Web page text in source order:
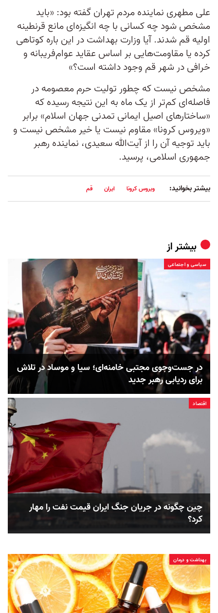
علی مطهری نماینده مردم تهران گفته بود: «باید
مشخص شود چه کسانی با چه انگیزه‌ای مانع قرنطینه
اولیه قم شدند. آیا وزارت بهداشت در این باره کوتاهی
کرده یا مقاومت‌هایی بر اساس عقاید عوام‌فریبانه و
خرافی در شهر قم وجود داشته است؟»
مشخص نیست که چطور تولیت حرم معصومه در
فاصله‌ای کم‌تر از یک ماه به این نتیجه رسیده که
«ساختارهای اصیل ایمانی تمدنی جهان اسلام» برابر
«ویروس کرونا» مقاوم نیست یا خیر مشخص نیست و
باید توجیه آن را از آیت‌الله سعیدی، نماینده رهبر
جمهوری اسلامی، پرسید.
بیشتر بخوانید: ویروس کرونا ایران قم
بیشتر از
سیاسی و اجتماعی
در جست‌و‌جوی مجتبی خامنه‌ای؛ سیا و موساد در تلاش‌
برای ردیابی رهبر جدید
اقتصاد
چین چگونه در جریان جنگ ایران قیمت نفت را مهار
کرد؟
بهداشت و درمان